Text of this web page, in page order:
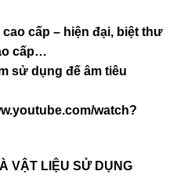
cấp – hiện đại, biệt thư
cấp…
sử dụng đế âm tiêu
watch?
VẬT LIỆU SỬ DỤNG